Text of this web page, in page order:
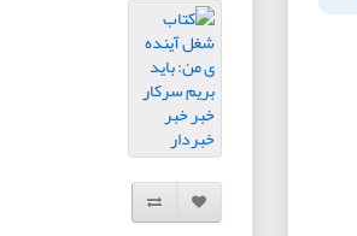
افزودن به لیست دلخواه
مقایسه این محصول